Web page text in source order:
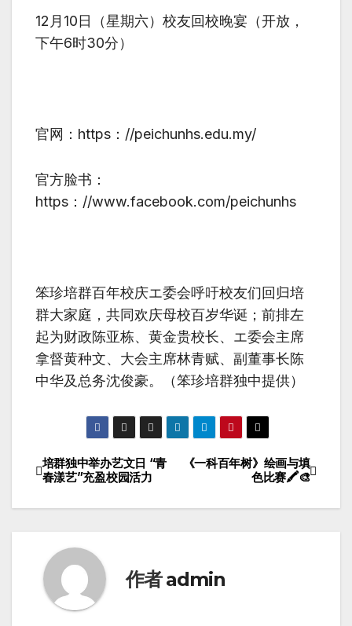
12月 10日（星期六）校友回校晚宴（开放，
下午6时30分）
官网： https ： //peichunhs.edu.my/
官方脸书：
https ： //www.facebook.com/peichunhs
笨珍培群百年校庆エ委会呼吁校友们回归培
群大家庭，共同欢庆母校百岁华诞；前排左
起为财政陈亚栋、黄金贵校长、エ委会主席
拿督黄种文、大会主席林青赋、副董事长陈
中华及总务沈俊豪。（笨珍培群独中提供）
《一科百年树》绘画与填
色比赛🖍️🎨
培群独中举办艺文日 “青
春漾艺”充盈校园活力
作者admin